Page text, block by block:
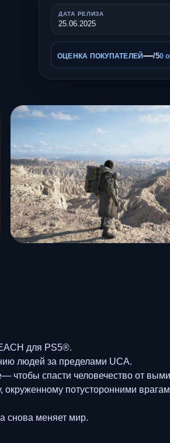
ДАТА РЕЛИЗА
25.06.2025
ОЦЕНКА ПОКУПАТЕЛЕЙ—/50
для PS5®.
людей за пределами UCA.
чтобы спасти человечество от
потусторонними
снова меняет мир.